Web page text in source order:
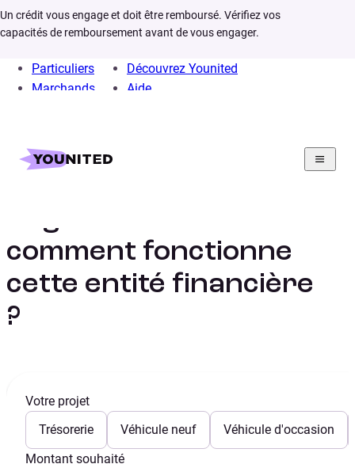
Un crédit vous engage et doit être remboursé. Vérifiez vos
capacités de remboursement avant de vous engager.
Particuliers
Marchands
Découvrez Younited
Aide
Home
Organisme de crédit tout savoir sur cette entité financière
comment fonctionne
cette entité financière
?
Votre projet
Trésorerie
Véhicule neuf
Véhicule d'occasion
Montant souhaité